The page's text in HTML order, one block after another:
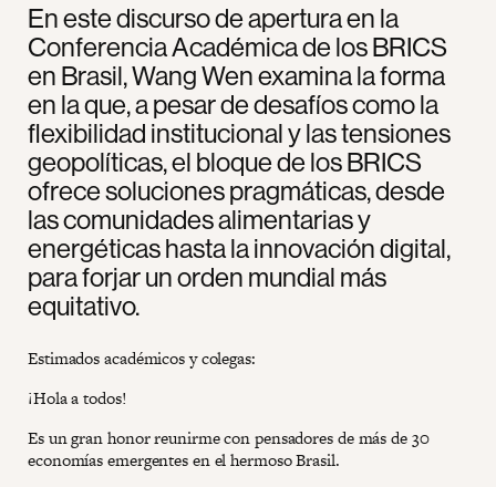
En este discurso de apertura en la
Conferencia Académica de los BRICS
en Brasil, Wang Wen examina la forma
en la que, a pesar de desafíos como la
flexibilidad institucional y las tensiones
geopolíticas, el bloque de los BRICS
ofrece soluciones pragmáticas, desde
las comunidades alimentarias y
energéticas hasta la innovación digital,
para forjar un orden mundial más
equitativo.
Estimados académicos y colegas:
¡Hola a todos!
Es un gran honor reunirme con pensadores de más de 30
economías emergentes en el hermoso Brasil.